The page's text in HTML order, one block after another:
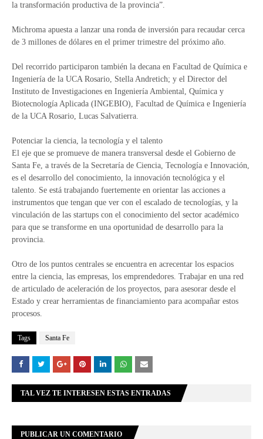
la transformación productiva de la provincia”.
Michroma apuesta a lanzar una ronda de inversión para recaudar cerca
de 3 millones de dólares en el primer trimestre del próximo año.
Del recorrido participaron también la decana en Facultad de Química e
Ingeniería de la UCA Rosario, Stella Andretich; y el Director del
Instituto de Investigaciones en Ingeniería Ambiental, Química y
Biotecnología Aplicada (INGEBIO), Facultad de Química e Ingeniería
de la UCA Rosario, Lucas Salvatierra.
Potenciar la ciencia, la tecnología y el talento
El eje que se promueve de manera transversal desde el Gobierno de
Santa Fe, a través de la Secretaría de Ciencia, Tecnología e Innovación,
es el desarrollo del conocimiento, la innovación tecnológica y el
talento. Se está trabajando fuertemente en orientar las acciones a
instrumentos que tengan que ver con el escalado de tecnologías, y la
vinculación de las startups con el conocimiento del sector académico
para que se transforme en una oportunidad de desarrollo para la
provincia.
Otro de los puntos centrales se encuentra en acrecentar los espacios
entre la ciencia, las empresas, los emprendedores. Trabajar en una red
de articulado de aceleración de los proyectos, para asesorar desde el
Estado y crear herramientas de financiamiento para acompañar estos
procesos.
Tags Santa Fe
TAL VEZ TE INTERESEN ESTAS ENTRADAS
PUBLICAR UN COMENTARIO